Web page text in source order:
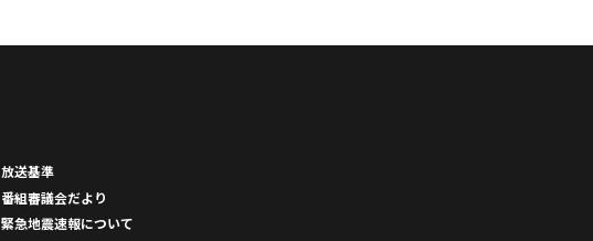
放送基準
番組審議会だより
緊急地震速報について